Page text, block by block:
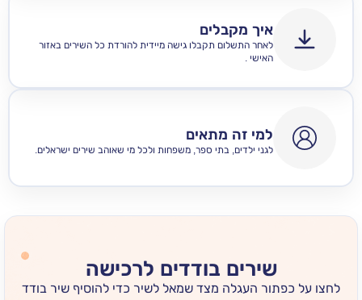
איך מקבלים
לאחר התשלום תקבלו גישה מיידית להורדת כל השירים באזור
למי זה מתאים
לגני ילדים, בתי ספר, משפחות ולכל מי שאוהב שירים ישראלים.
שירים בודדים לרכישה
כפתור העגלה מצד שמאל לשיר כדי להוסיף שיר בודד